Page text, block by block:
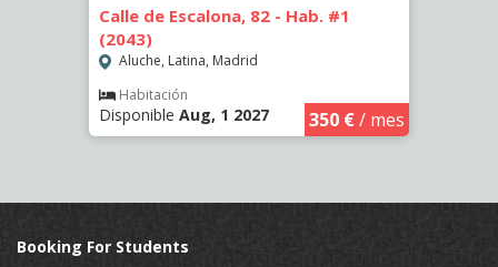
Calle de Escalona, 82 - Hab. #1
(2043)
Aluche, Latina, Madrid
Habitación
Disponible Aug, 1 2027 350 €/ mes
Booking For Students